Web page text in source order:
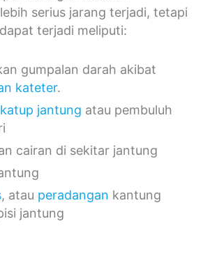
serius jarang terjadi, tetapi
terjadi meliputi:
gumpalan darah akibat
kateter.
katup jantung atau pembuluh
cairan di sekitar jantung
, atau peradangan kantung
jantung